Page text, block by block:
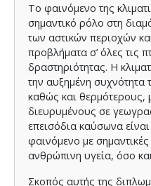
Το φαινόμενο της
σημαντικό ρόλο στη
των αστικών περιοχών
προβλήματα σ’ όλες τις
δραστηριότητας. Η
την αυξημένη
καθώς και θερμότερους,
διευρυμένους σε
επεισόδια καύσωνα
φαινόμενο με
ανθρώπινη υγεία, όσο
Σκοπός αυτής της